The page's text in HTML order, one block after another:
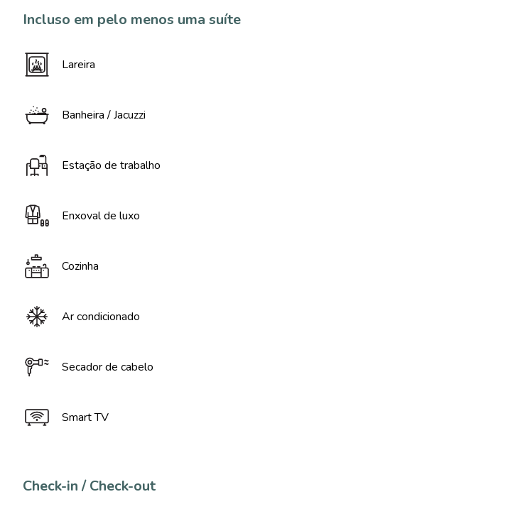
Incluso em pelo menos uma suíte
Lareira
Banheira / Jacuzzi
Estação de trabalho
Enxoval de luxo
Cozinha
Ar condicionado
Secador de cabelo
Smart TV
Check-in / Check-out